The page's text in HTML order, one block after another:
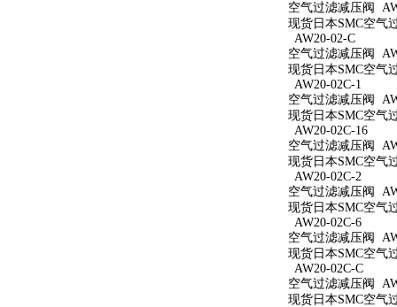
空气过滤减压阀
现货日本SMC空气
AW20-02-C
空气过滤减压阀
现货日本SMC空气
AW20-02C-1
空气过滤减压阀
现货日本SMC空气
AW20-02C-16
空气过滤减压阀
现货日本SMC空气
AW20-02C-2
空气过滤减压阀
现货日本SMC空气
AW20-02C-6
空气过滤减压阀
现货日本SMC空气
AW20-02C-C
空气过滤减压阀
现货日本SMC空气